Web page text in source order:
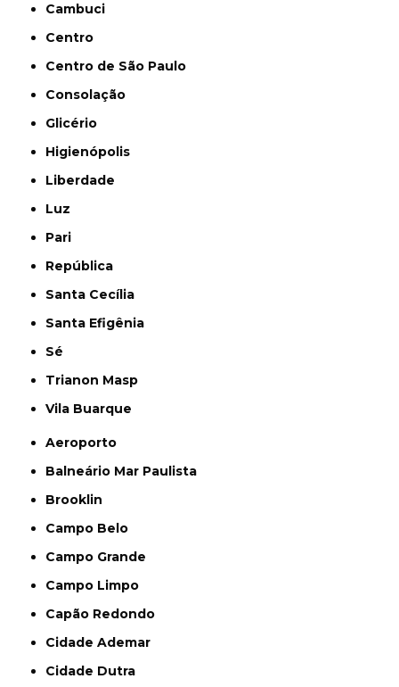
Cambuci
Centro
Centro de São Paulo
Consolação
Glicério
Higienópolis
Liberdade
Luz
Pari
República
Santa Cecília
Santa Efigênia
Sé
Trianon Masp
Vila Buarque
Aeroporto
Balneário Mar Paulista
Brooklin
Campo Belo
Campo Grande
Campo Limpo
Capão Redondo
Cidade Ademar
Cidade Dutra